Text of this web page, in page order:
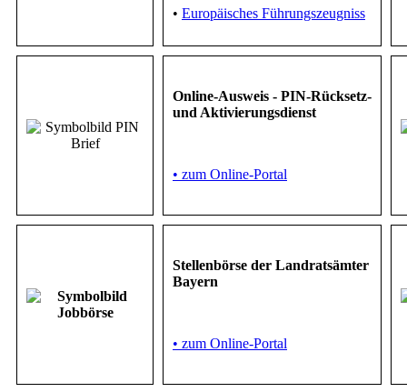
• Europäisches Führungszeugniss
Online-Ausweis - PIN-Rücksetz-
und Aktivierungsdienst
• zum Online-Portal
Stellenbörse der Landratsämter
Bayern
• zum Online-Portal